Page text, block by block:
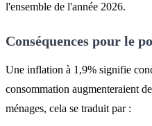
l'ensemble de l'année 2026.
Conséquences pour le
Une inflation à 1,9% signifie
consommation augmenteraient
ménages, cela se traduit par :